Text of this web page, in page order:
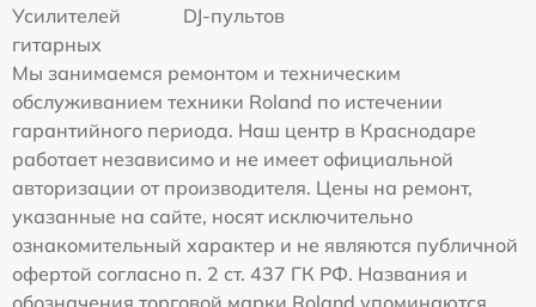
Усилителей
гитарных
DJ-пультов
Мы занимаемся ремонтом и техническим
обслуживанием техники Roland по истечении
гарантийного периода. Наш центр в Краснодаре
работает независимо и не имеет официальной
авторизации от производителя. Цены на ремонт,
указанные на сайте, носят исключительно
ознакомительный характер и не являются публичной
офертой согласно п. 2 ст. 437 ГК РФ. Названия и
обозначения торговой марки Roland упоминаются